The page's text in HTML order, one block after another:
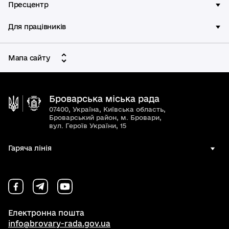
Пресцентр
Для працівників
Мапа сайту
Броварська міська рада
07400, Україна, Київська область,
Броварський район, м. Бровари,
вул. Героїв України, 15
Гаряча лінія
Електронна пошта
info@brovary-rada.gov.ua